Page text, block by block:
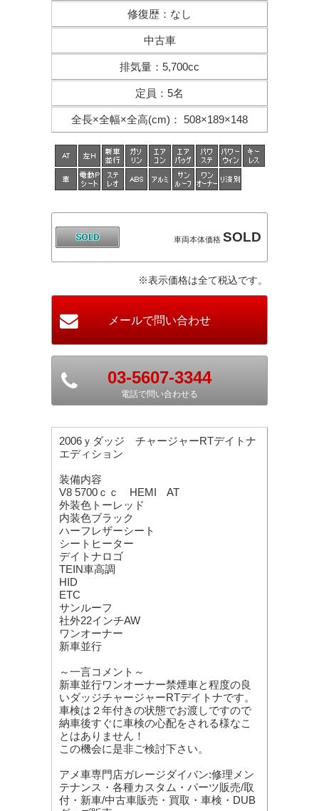
修復歴 ： なし
中古車
排気量 ： 5,700cc
定員 ： 5名
全長×全幅×全高(cm) ： 508×189×148
車両本体価格 SOLD
※表示価格は全て税込です。
03-5607-3344
電話で問い合わせる
2006ｙダッジ チャージャーRTデイトナ
エディション
装備内容
V8 5700ｃｃ HEMI AT
外装色トーレッド
内装色ブラック
ハーフレザーシート
シートヒーター
デイトナロゴ
TEIN車高調
HID
ETC
サンルーフ
社外22インチAW
ワンオーナー
新車並行
～一言コメント～
新車並行ワンオーナー禁煙車と程度の良
いダッジチャージャーRTデイトナです。
車検は２年付きの状態でお渡しですので
納車後すぐに車検の心配をされる様なこ
とはありません！
この機会に是非ご検討下さい。
アメ車専門店ガレージダイバン:修理メン
テナンス・各種カスタム・パーツ販売/取
付・新車/中古車販売・買取・車検・DUB